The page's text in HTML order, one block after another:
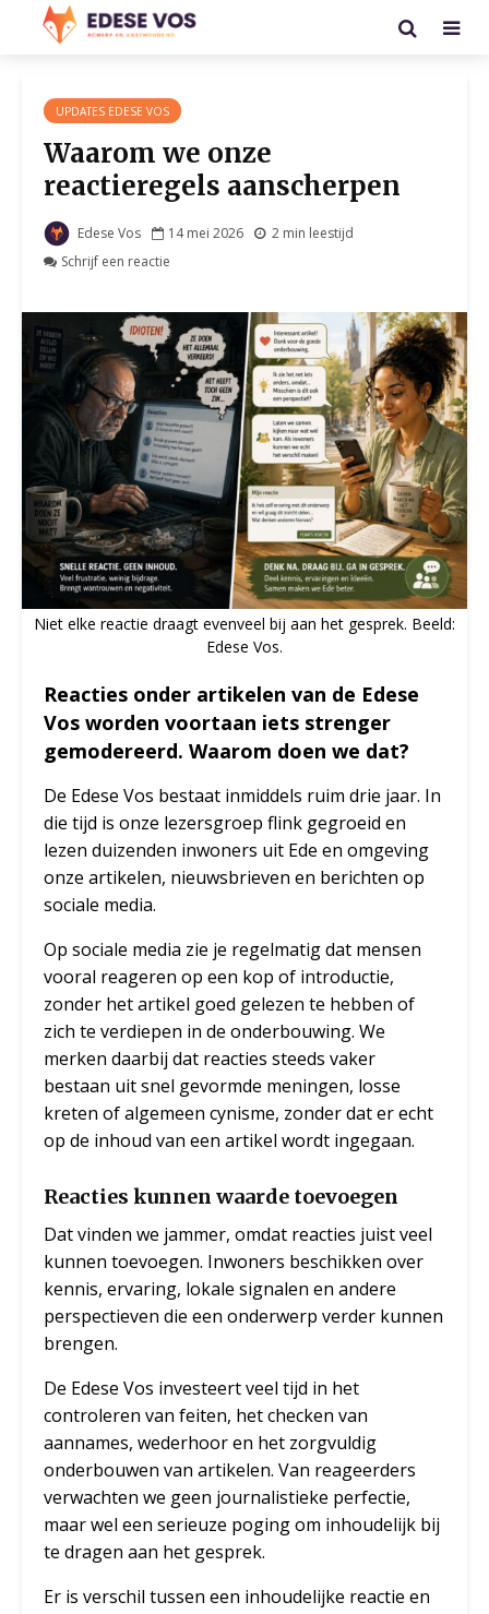
UPDATES EDESE VOS
Waarom we onze
reactieregels aanscherpen
Edese Vos 14 mei 2026
2 min leestijd
Schrijf een reactie
Niet elke reactie draagt evenveel bij aan het gesprek. Beeld:
Edese Vos.
Reacties onder artikelen van de Edese
Vos worden voortaan iets strenger
gemodereerd. Waarom doen we dat?
De Edese Vos bestaat inmiddels ruim drie jaar. In
die tijd is onze lezersgroep flink gegroeid en
lezen duizenden inwoners uit Ede en omgeving
onze artikelen, nieuwsbrieven en berichten op
sociale media.
Op sociale media zie je regelmatig dat mensen
vooral reageren op een kop of introductie,
zonder het artikel goed gelezen te hebben of
zich te verdiepen in de onderbouwing. We
merken daarbij dat reacties steeds vaker
bestaan uit snel gevormde meningen, losse
kreten of algemeen cynisme, zonder dat er echt
op de inhoud van een artikel wordt ingegaan.
Reacties kunnen waarde toevoegen
Dat vinden we jammer, omdat reacties juist veel
kunnen toevoegen. Inwoners beschikken over
kennis, ervaring, lokale signalen en andere
perspectieven die een onderwerp verder kunnen
brengen.
De Edese Vos investeert veel tijd in het
controleren van feiten, het checken van
aannames, wederhoor en het zorgvuldig
onderbouwen van artikelen. Van reageerders
verwachten we geen journalistieke perfectie,
maar wel een serieuze poging om inhoudelijk bij
te dragen aan het gesprek.
Er is verschil tussen een inhoudelijke reactie en